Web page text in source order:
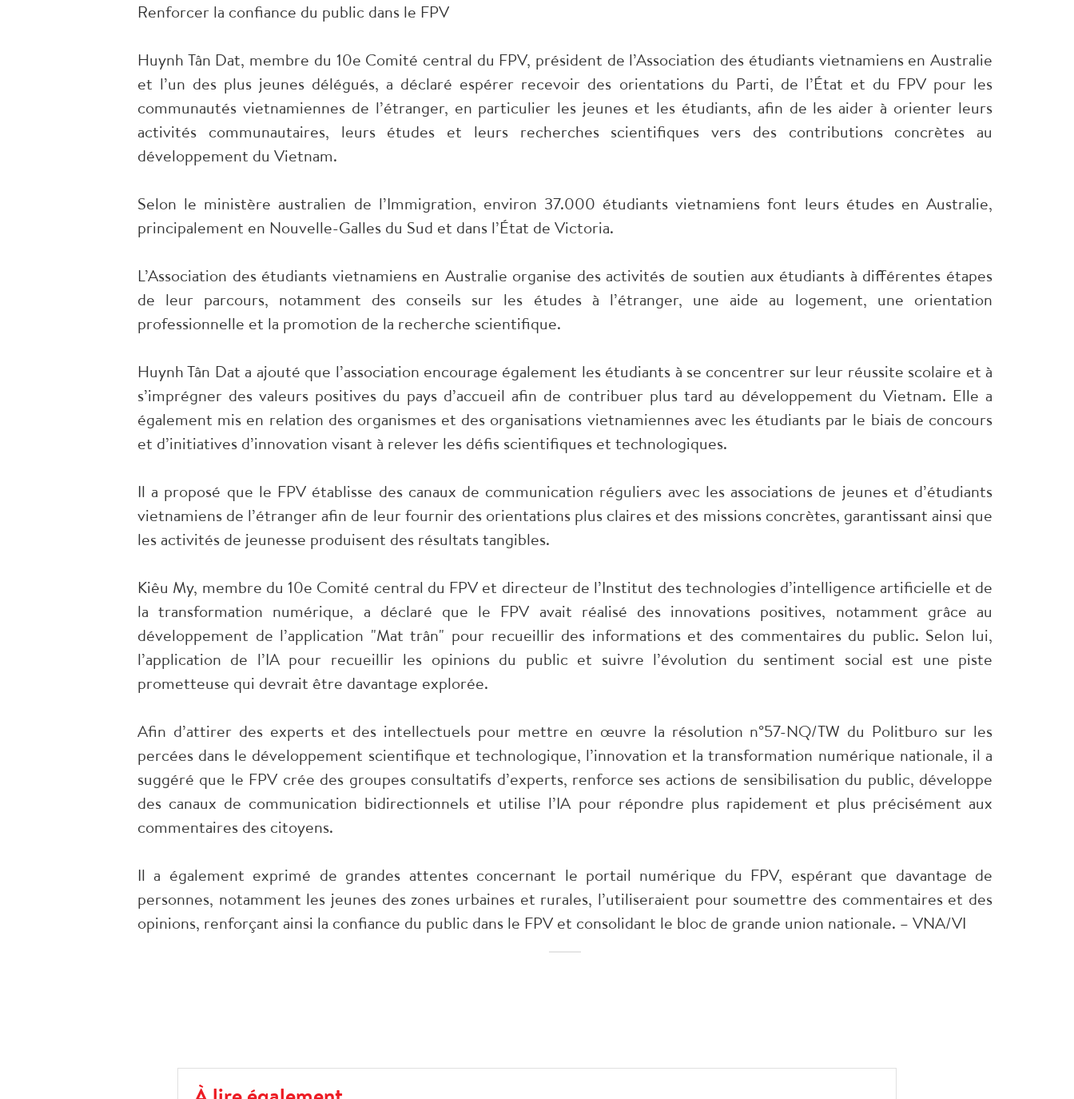
Renforcer la confiance du public dans le FPV
Huynh Tân Dat, membre du 10e Comité central du FPV, président de l’Association des étudiants vietnamiens en Australie
et l’un des plus jeunes délégués, a déclaré espérer recevoir des orientations du Parti, de l’État et du FPV pour les
communautés vietnamiennes de l’étranger, en particulier les jeunes et les étudiants, afin de les aider à orienter leurs
activités communautaires, leurs études et leurs recherches scientifiques vers des contributions concrètes au
développement du Vietnam.
Selon le ministère australien de l’Immigration, environ 37.000 étudiants vietnamiens font leurs études en Australie,
principalement en Nouvelle-Galles du Sud et dans l’État de Victoria.
L’Association des étudiants vietnamiens en Australie organise des activités de soutien aux étudiants à différentes étapes
de leur parcours, notamment des conseils sur les études à l’étranger, une aide au logement, une orientation
professionnelle et la promotion de la recherche scientifique.
Huynh Tân Dat a ajouté que l’association encourage également les étudiants à se concentrer sur leur réussite scolaire et à
s’imprégner des valeurs positives du pays d’accueil afin de contribuer plus tard au développement du Vietnam. Elle a
également mis en relation des organismes et des organisations vietnamiennes avec les étudiants par le biais de concours
et d’initiatives d’innovation visant à relever les défis scientifiques et technologiques.
Il a proposé que le FPV établisse des canaux de communication réguliers avec les associations de jeunes et d’étudiants
vietnamiens de l’étranger afin de leur fournir des orientations plus claires et des missions concrètes, garantissant ainsi que
les activités de jeunesse produisent des résultats tangibles.
Kiêu My, membre du 10e Comité central du FPV et directeur de l’Institut des technologies d’intelligence artificielle et de
la transformation numérique, a déclaré que le FPV avait réalisé des innovations positives, notamment grâce au
développement de l’application "Mat trân" pour recueillir des informations et des commentaires du public. Selon lui,
l’application de l’IA pour recueillir les opinions du public et suivre l’évolution du sentiment social est une piste
prometteuse qui devrait être davantage explorée.
Afin d’attirer des experts et des intellectuels pour mettre en œuvre la résolution n°57-NQ/TW du Politburo sur les
percées dans le développement scientifique et technologique, l’innovation et la transformation numérique nationale, il a
suggéré que le FPV crée des groupes consultatifs d’experts, renforce ses actions de sensibilisation du public, développe
des canaux de communication bidirectionnels et utilise l’IA pour répondre plus rapidement et plus précisément aux
commentaires des citoyens.
Il a également exprimé de grandes attentes concernant le portail numérique du FPV, espérant que davantage de
personnes, notamment les jeunes des zones urbaines et rurales, l’utiliseraient pour soumettre des commentaires et des
opinions, renforçant ainsi la confiance du public dans le FPV et consolidant le bloc de grande union nationale. – VNA/VI